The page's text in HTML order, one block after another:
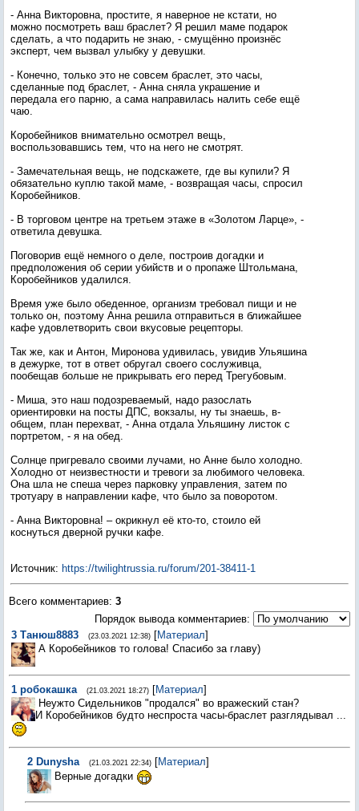
- Анна Викторовна, простите, я наверное не кстати, но
можно посмотреть ваш браслет? Я решил маме подарок
сделать, а что подарить не знаю, - смущённо произнёс
эксперт, чем вызвал улыбку у девушки.
- Конечно, только это не совсем браслет, это часы,
сделанные под браслет, - Анна сняла украшение и
передала его парню, а сама направилась налить себе ещё
чаю.
Коробейников внимательно осмотрел вещь,
воспользовавшись тем, что на него не смотрят.
- Замечательная вещь, не подскажете, где вы купили? Я
обязательно куплю такой маме, - возвращая часы, спросил
Коробейников.
- В торговом центре на третьем этаже в «Золотом Ларце», -
ответила девушка.
Поговорив ещё немного о деле, построив догадки и
предположения об серии убийств и о пропаже Штольмана,
Коробейников удалился.
Время уже было обеденное, организм требовал пищи и не
только он, поэтому Анна решила отправиться в ближайшее
кафе удовлетворить свои вкусовые рецепторы.
Так же, как и Антон, Миронова удивилась, увидив Ульяшина
в дежурке, тот в ответ обругал своего сослуживца,
пообещав больше не прикрывать его перед Трегубовым.
- Миша, это наш подозреваемый, надо разослать
ориентировки на посты ДПС, вокзалы, ну ты знаешь, в-
общем, план перехват, - Анна отдала Ульяшину листок с
портретом, - я на обед.
Солнце пригревало своими лучами, но Анне было холодно.
Холодно от неизвестности и тревоги за любимого человека.
Она шла не спеша через парковку управления, затем по
тротуару в направлении кафе, что было за поворотом.
- Анна Викторовна! – окрикнул её кто-то, стоило ей
коснуться дверной ручки кафе.
Источник: https://twilightrussia.ru/forum/201-38411-1
Всего комментариев: 3
Порядок вывода комментариев:
3 Танюш8883 (23.03.2021 12:38) [Материал]
А Коробейников то голова! Спасибо за главу)
1 робокашка (21.03.2021 18:27) [Материал]
Неужто Сидельников "продался" во вражеский стан?
И Коробейников будто неспроста часы-браслет разглядывал ...
2 Dunysha (21.03.2021 22:34) [Материал]
Верные догадки